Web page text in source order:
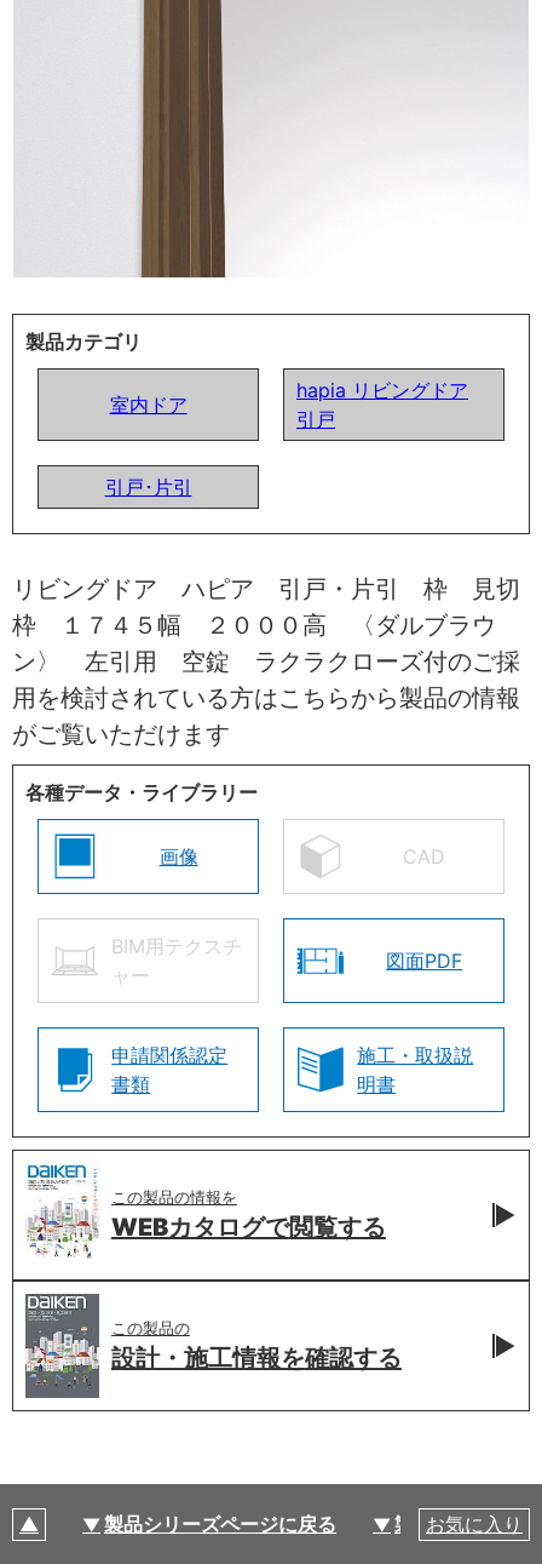
製品カテゴリ
室内ドア
hapia リビングドア
引戸
引戸･片引
リビングドア ハピア 引戸・片引 枠 見切
枠 １７４５幅 ２０００高 〈ダルブラウ
ン〉 左引用 空錠 ラクラクローズ付のご採
用を検討されている方はこちらから製品の情報
がご覧いただけます
各種データ・ライブラリー
画像 CAD
BIM用テクスチ
ャー
図面PDF
申請関係認定
書類
施工・取扱説
明書
この製品の情報を
WEBカタログで閲覧する
この製品の
設計・施工情報を確認する
製品シリーズページに戻る 製品仕様
お気に入り